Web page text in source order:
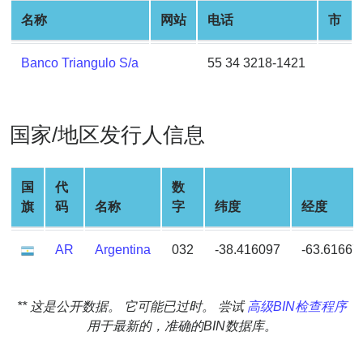
Credit
Card
Generator
Generator
Credit
Card
from
Checker
名称 网站 电话 市
Banco Triangulo S/a 55 34 3218-1421
国家/地区发行人信息
国
旗
代
码
名称
数
字
纬度 经度
AR Argentina 032 -38.416097 -
** 这是公开数据。 它可能已过时。 尝试高级BIN检查程序
用于最新的，准确的BIN数据库。